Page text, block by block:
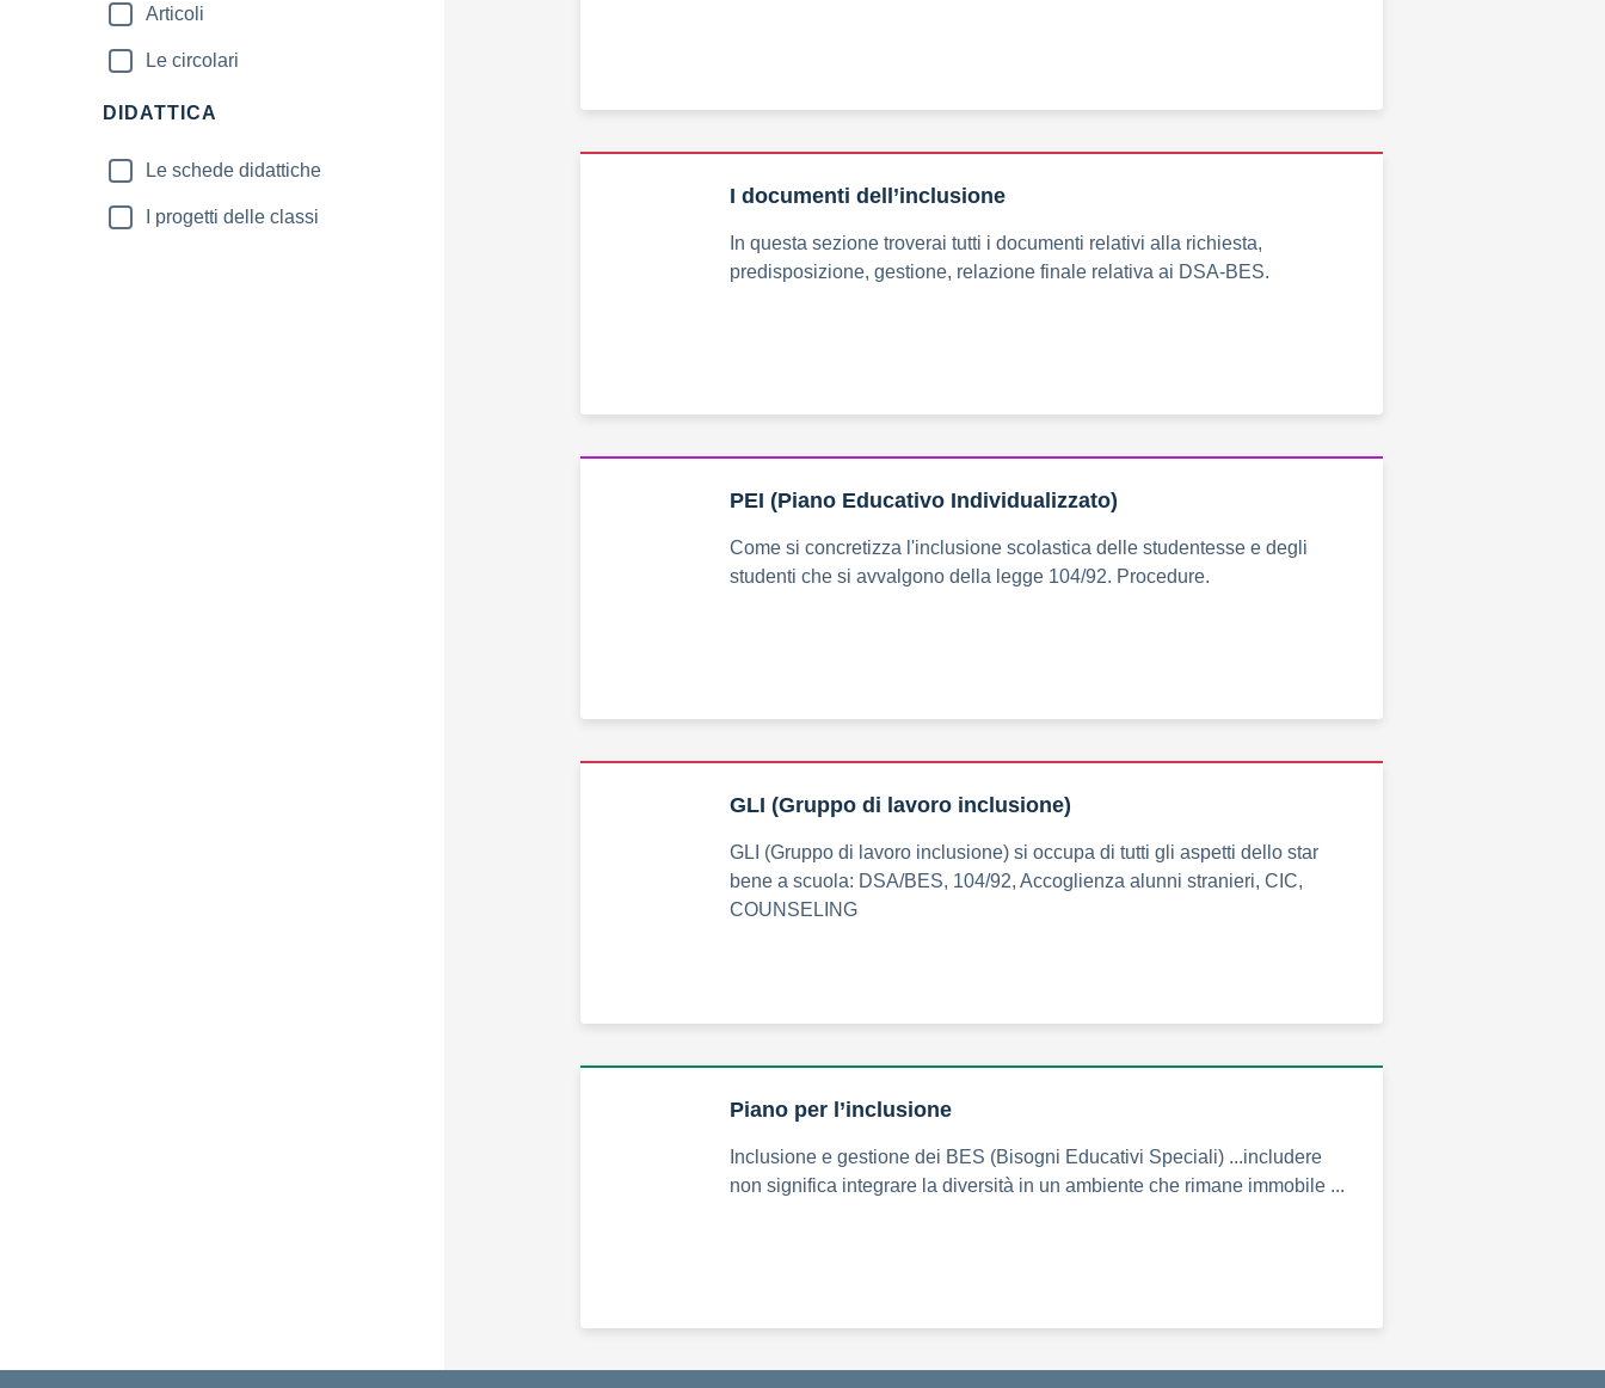
Articoli
Le circolari
DIDATTICA
Le schede didattiche
I progetti delle classi
I documenti dell’inclusione
In questa sezione troverai tutti i documenti relativi alla richiesta,
predisposizione, gestione, relazione finale relativa ai DSA-BES.
PEI (Piano Educativo Individualizzato)
Come si concretizza l'inclusione scolastica delle studentesse e degli
studenti che si avvalgono della legge 104/92. Procedure.
GLI (Gruppo di lavoro inclusione)
GLI (Gruppo di lavoro inclusione) si occupa di tutti gli aspetti dello star
bene a scuola: DSA/BES, 104/92, Accoglienza alunni stranieri, CIC,
COUNSELING
Piano per l’inclusione
Inclusione e gestione dei BES (Bisogni Educativi Speciali) ...includere
non significa integrare la diversità in un ambiente che rimane immobile ...